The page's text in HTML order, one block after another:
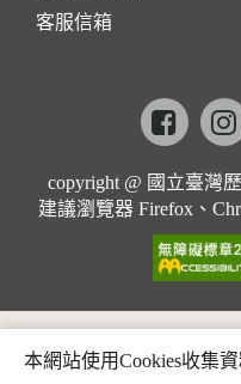
客服信箱
copyright @ 國立臺灣
建議瀏覽器 Firefox、
本網站使用Cookies收集